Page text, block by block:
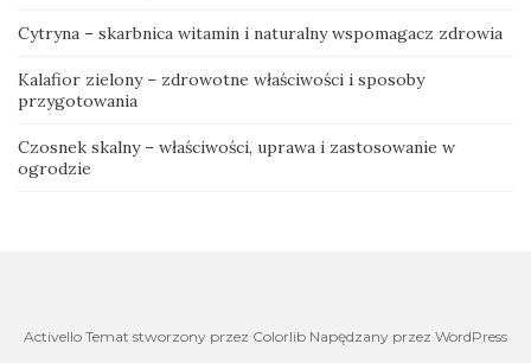
Cytryna – skarbnica witamin i naturalny wspomagacz zdrowia
Kalafior zielony – zdrowotne właściwości i sposoby
przygotowania
Czosnek skalny – właściwości, uprawa i zastosowanie w
ogrodzie
Activello Temat stworzony przez Colorlib Napędzany przez WordPress